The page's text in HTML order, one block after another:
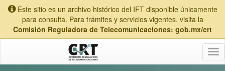
Este sitio es un archivo histórico del IFT disponible únicamente
para consulta. Para trámites y servicios vigentes, visita la
Comisión Reguladora de Telecomunicaciones: gob.mx/crt